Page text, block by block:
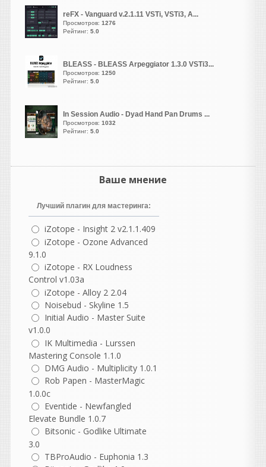
сервисы.
Я к тому, что брать не
стоит!
написал 06.08.2026 в20:00
Коллеги, это авторы
знаменитого аудио-миди
данный момент
считающегося лучшим в
своей нише. Я к тому, что
написал 06.08.2026 в17:47
выполнили установку и
DEMO. Попробуйте вот
такой вариант - после
установки удалите
папки с программой по пути
"C:\Program Files\Song
Master Pro 5\*.* "
Затем скопируйте в эту
папку кряк SongMaster Pro
CRK.exe и запустите его от
имени администратора.
wattaffilprod
написал 06.08.2026 в15:56
ееемае встаньте на
раздачу,,,!
написал 06.08.2026 в
Этот рабочий
Korn
reFX - Vanguard v.2.1.11 VSTi, VSTi3, A...
Просмотров: 1276
Рейтинг: 5.0
BLEASS - BLEASS Arpeggiator 1.3.0 VSTi3...
Просмотров: 1250
Рейтинг: 5.0
In Session Audio - Dyad Hand Pan Drums ...
Просмотров: 1032
Рейтинг: 5.0
Ваше мнение
Лучший плагин для мастеринга:
iZotope - Insight 2 v2.1.1.409
iZotope - Ozone Advanced
9.1.0
iZotope - RX Loudness
Control v1.03a
iZotope - Alloy 2 2.04
Noisebud - Skyline 1.5
Initial Audio - Master Suite
v1.0.0
IK Multimedia - Lurssen
Mastering Console 1.1.0
DMG Audio - Multiplicity 1.0.1
Rob Papen - MasterMagic
1.0.0c
Eventide - Newfangled
Elevate Bundle 1.0.7
Bitsonic - Godlike Ultimate
3.0
TBProAudio - Euphonia 1.3